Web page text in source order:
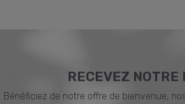
RECEVEZ NOTRE
Bénéficiez de notre offre de bienvenue,